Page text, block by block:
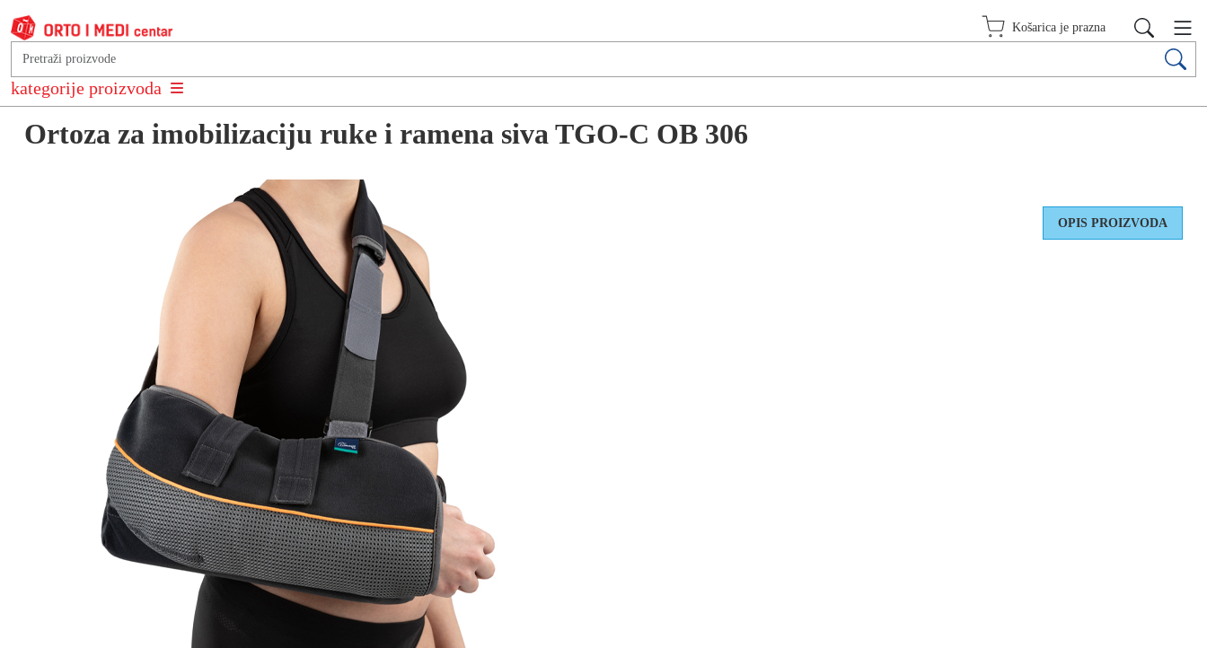
kategorije proizvoda
Košarica je prazna
Natrag na: Ortoze i steznici za rame, nadlakticu i lakat
Ortoza za imobilizaciju ruke i ramena siva TGO-C OB 306
OPIS PROIZVODA